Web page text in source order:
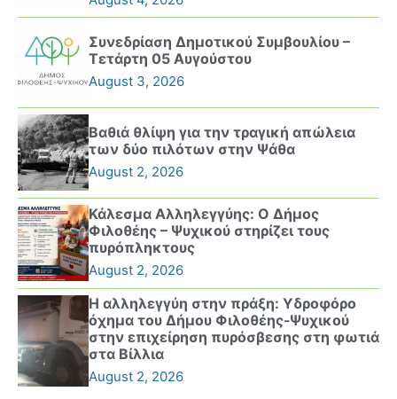
Συνεδρίαση Δημοτικού Συμβουλίου –
Τετάρτη 05 Αυγούστου
August 3, 2026
Βαθιά θλίψη για την τραγική απώλεια
των δύο πιλότων στην Ψάθα
August 2, 2026
Κάλεσμα Αλληλεγγύης: Ο Δήμος
Φιλοθέης – Ψυχικού στηρίζει τους
πυρόπληκτους
August 2, 2026
Η αλληλεγγύη στην πράξη: Υδροφόρο
όχημα του Δήμου Φιλοθέης-Ψυχικού
στην επιχείρηση πυρόσβεσης στη φωτιά
στα Βίλλια
August 2, 2026